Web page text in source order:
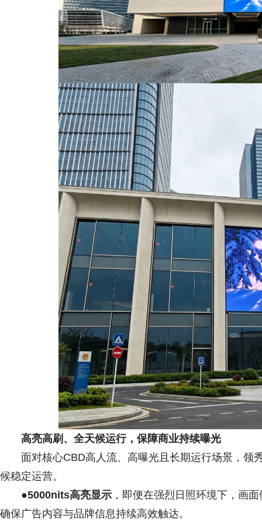
高亮高刷、全天候运行，保障商业持续曝光
面对核心CBD高人流、高曝光且长期运行场景，领
候稳定运营。
●5000nits高亮显示 ，即便在强烈日照环境下，画
确保广告内容与品牌信息持续高效触达。